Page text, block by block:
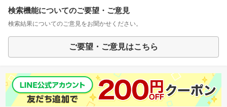
検索機能についてのご要望・ご意見
検索結果についてのご意見をお聞かせください。
ご要望・ご意見はこちら